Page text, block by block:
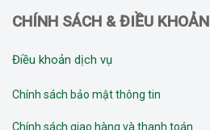
CHÍNH SÁCH & ĐIỀU KHOẢN
Điều khoản dịch vụ
Chính sách bảo mật thông tin
Chính sách giao hàng và thanh toán